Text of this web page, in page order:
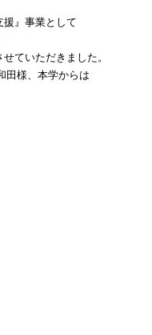
』事業として
ていただきました。
田様、本学からは